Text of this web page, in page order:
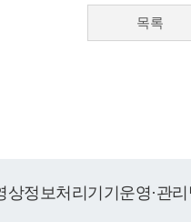
목록
상정보처리기기운영·관